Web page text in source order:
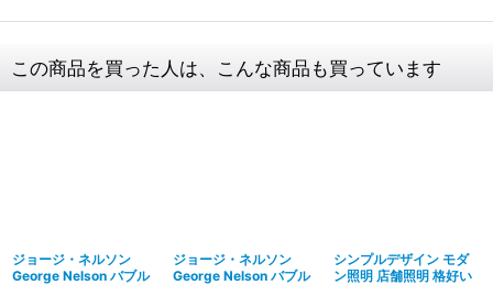
この商品を買った人は、こんな商品も買っています
ジョージ・ネルソン
George Nelson バブル
ジョージ・ネルソン
George Nelson バブル
シンプルデザイン モダ
ン照明 店舗照明 格好い